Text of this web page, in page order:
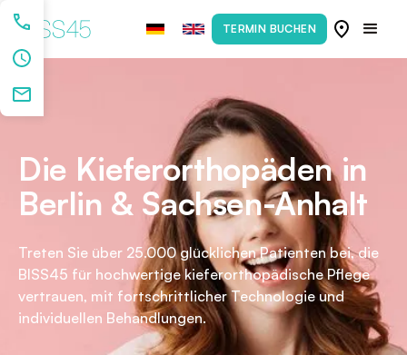
TERMIN BUCHEN
Die Kieferorthopäden in
Berlin & Sachsen-Anhalt
Treten Sie über 25.000 glücklichen Patienten bei, die
BISS45 für hochwertige kieferorthopädische Pflege
vertrauen, mit fortschrittlicher Technologie und
individuellen Behandlungen.